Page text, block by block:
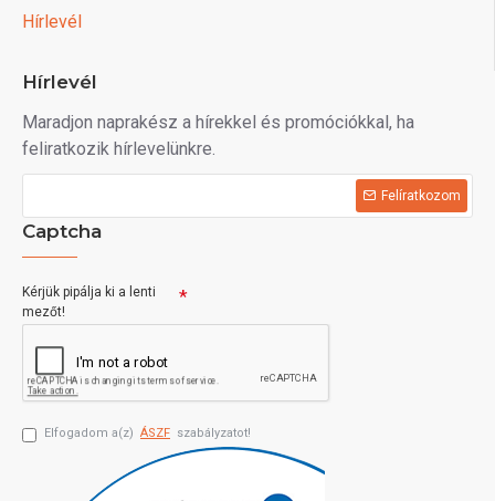
Hírlevél
Hírlevél
Maradjon naprakész a hírekkel és promóciókkal, ha
feliratkozik hírlevelünkre.
Felíratkozom
Captcha
Kérjük pipálja ki a lenti
mezőt!
Elfogadom a(z) ÁSZF szabályzatot!